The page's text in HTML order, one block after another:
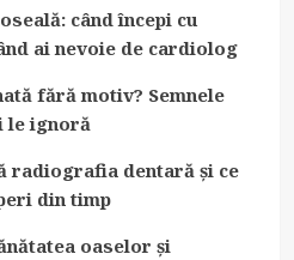
când începi cu
ai nevoie de cardiolog
fără motiv? Semnele
le ignoră
radiografia dentară și ce
din timp
oaselor și